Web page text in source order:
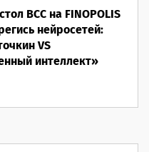
ВСС на FINOPOLIS
нейросетей:
VS
интеллект»